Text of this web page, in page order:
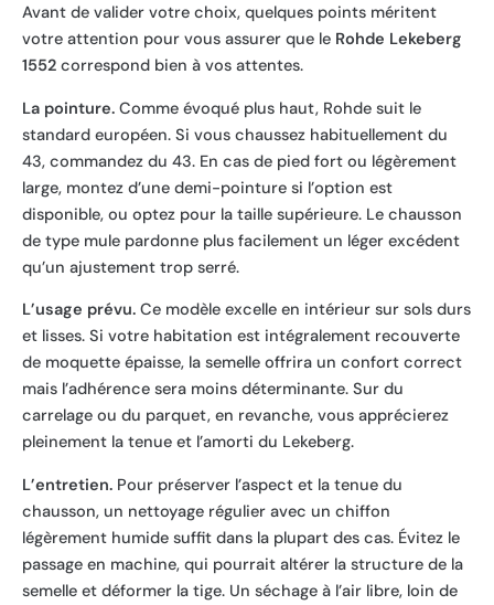
Avant de valider votre choix, quelques points méritent
votre attention pour vous assurer que le Rohde Lekeberg
1552 correspond bien à vos attentes.
La pointure. Comme évoqué plus haut, Rohde suit le
standard européen. Si vous chaussez habituellement du
43, commandez du 43. En cas de pied fort ou légèrement
large, montez d’une demi-pointure si l’option est
disponible, ou optez pour la taille supérieure. Le chausson
de type mule pardonne plus facilement un léger excédent
qu’un ajustement trop serré.
L’usage prévu. Ce modèle excelle en intérieur sur sols durs
et lisses. Si votre habitation est intégralement recouverte
de moquette épaisse, la semelle offrira un confort correct
mais l’adhérence sera moins déterminante. Sur du
carrelage ou du parquet, en revanche, vous apprécierez
pleinement la tenue et l’amorti du Lekeberg.
L’entretien. Pour préserver l’aspect et la tenue du
chausson, un nettoyage régulier avec un chiffon
légèrement humide suffit dans la plupart des cas. Évitez le
passage en machine, qui pourrait altérer la structure de la
semelle et déformer la tige. Un séchage à l’air libre, loin de